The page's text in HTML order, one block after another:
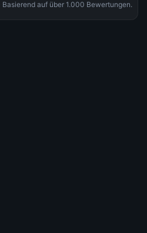
auf über 1.000 Bewertungen.